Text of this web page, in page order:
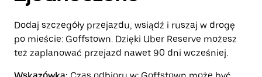
Dodaj szczegóły przejazdu, wsiądź i ruszaj w drogę
po mieście: Goffstown. Dzięki Uber Reserve możesz
też zaplanować przejazd nawet 90 dni wcześniej.